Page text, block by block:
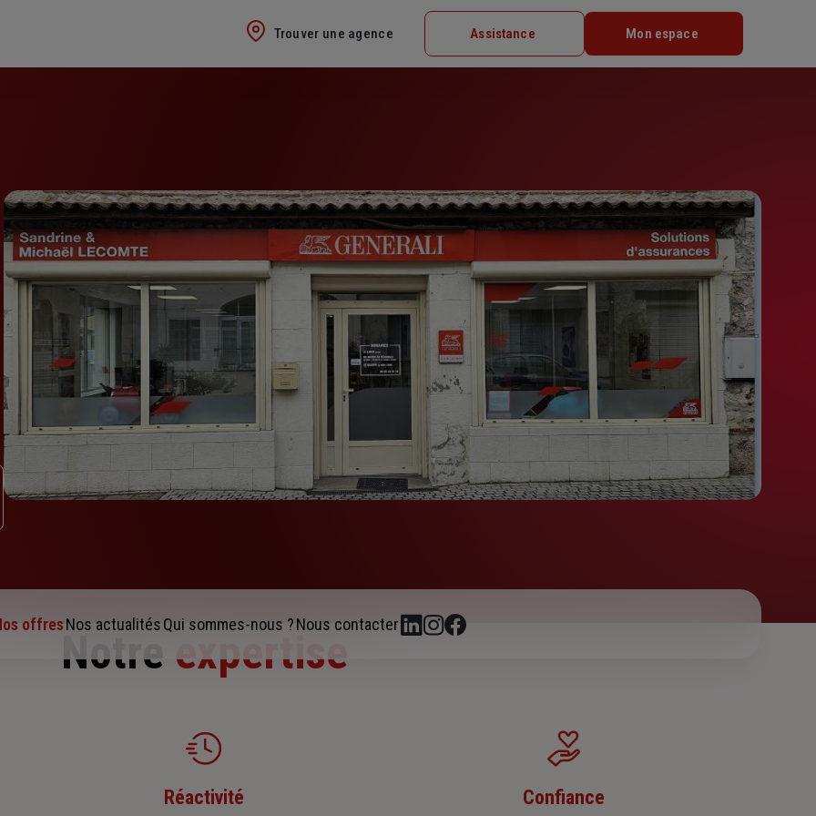
Trouver une agence Assistance Mon espace
offresNos actualitésQui sommes-nous ?Nous contacter
Notre expertise
Réactivité Confiance